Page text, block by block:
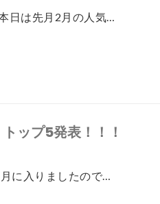
日は先月2月の人気…
ップ5発表！！！
に入りましたので…